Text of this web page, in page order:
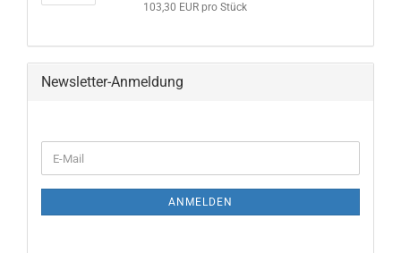
103,30 EUR pro Stück
Newsletter-Anmeldung
ANMELDEN